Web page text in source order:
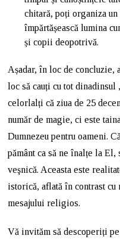
chitară, poți organiza un
împărtășească lumina
și copii deopotrivă.
Așadar, în loc de concluzie,
loc să cauți cu tot
celorlalți că ziua de 25
număr de magie, ci este
Dumnezeu pentru oameni.
pământ ca să ne înalțe la
veşnică. Aceasta este
istorică, aflată în contrast
mesajului religios.
Vă invităm să descoperiți